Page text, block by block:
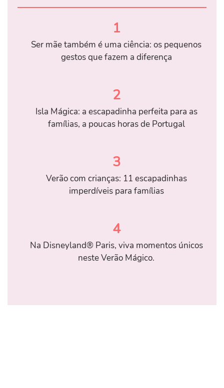
1
Ser mãe também é uma ciência: os pequenos
gestos que fazem a diferença
2
Isla Mágica: a escapadinha perfeita para as
famílias, a poucas horas de Portugal
3
Verão com crianças: 11 escapadinhas
imperdíveis para famílias
4
Na Disneyland® Paris, viva momentos únicos
neste Verão Mágico.